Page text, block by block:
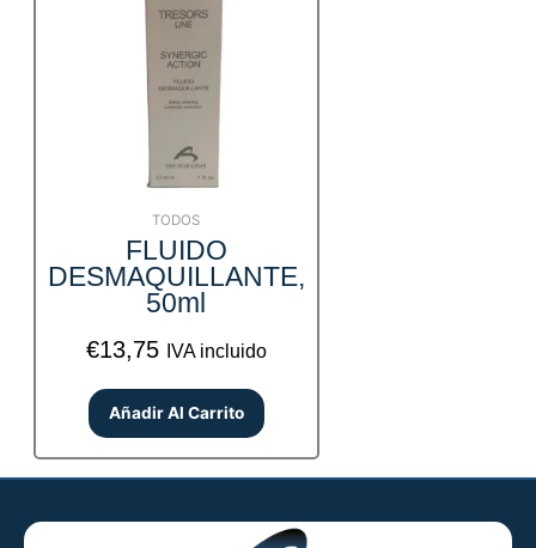
TODOS
FLUIDO
DESMAQUILLANTE,
50ml
€13,75 IVA incluido
Añadir Al Carrito